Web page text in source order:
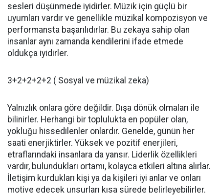
sesleri düşünmede iyidirler. Müzik için güçlü bir
uyumları vardır ve genellikle müzikal kompozisyon ve
performansta başarılıdırlar. Bu zekaya sahip olan
insanlar aynı zamanda kendilerini ifade etmede
oldukça iyidirler.
3+2+2+2+2 ( Sosyal ve müzikal zeka)
Yalnızlık onlara göre değildir. Dışa dönük olmaları ile
bilinirler. Herhangi bir toplulukta en popüler olan,
yokluğu hissedilenler onlardır. Genelde, günün her
saati enerjiktirler. Yüksek ve pozitif enerjileri,
etraflarındaki insanlara da yansır. Liderlik özellikleri
vardır, bulundukları ortamı, kolayca etkileri altına alırlar.
İletişim kurdukları kişi ya da kişileri iyi anlar ve onları
motive edecek unsurları kısa sürede belirleyebilirler.